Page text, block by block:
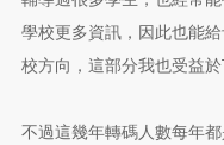
學校更多資訊，因此也能
校方向，這部分我也受益於
不過這幾年轉碼人數每年